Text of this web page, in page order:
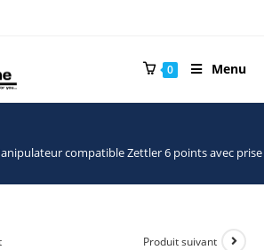
0 Menu
compatible Zettler 6 points avec
Produit suivant